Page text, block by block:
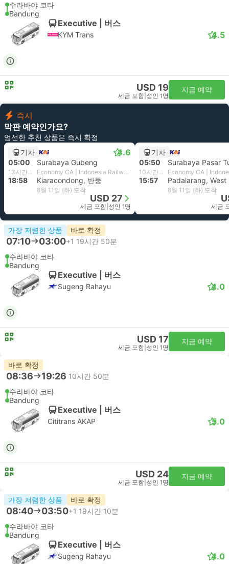
수라바야 코타
Bandung
Executive | 버스
KYM Trans 4.5
USD 19
세금 포함 성인 1명
지금 예약
즉시
막판 예약인가요?
엄선한 추천 상품은 즉시 확정
기차
4.6
05:00 Surabaya Gubeng
13시간 58분 Economy CA | Indonesia Railways
18:58 Kiaracondong, 반둥
8월 11일 (화) 도착
USD 27
세금 포함 성인 1명
기차
05:50
Surabaya Pasar
10시간 7분
15:57 Padalarang, West
8월 11일 (화) 도착
세금
가장 저렴한 상품 바로 확정
07:10 03:00+1 19시간 50분
수라바야 코타
Bandung
Executive | 버스
Sugeng Rahayu 4.0
USD 17
세금 포함 성인 1명
지금 예약
바로 확정
08:36 19:26 10시간 50분
수라바야 코타
Bandung
Executive | 버스
Cititrans AKAP 5.0
USD 24
세금 포함 성인 1명
지금 예약
가장 저렴한 상품 바로 확정
08:40 03:50+1 19시간 10분
수라바야 코타
Bandung
Executive | 버스
Sugeng Rahayu 4.0